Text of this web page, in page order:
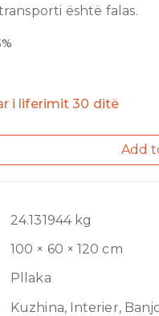
është falas.
i liferimit 30 ditë
Add
24.131944 kg
100 × 60 × 120 cm
Pllaka
Kuzhina, Interier,